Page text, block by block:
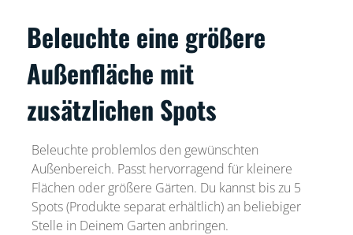
Beleuchte eine größere
Außenfläche mit
zusätzlichen Spots
Beleuchte problemlos den gewünschten
Außenbereich. Passt hervorragend für kleinere
Flächen oder größere Gärten. Du kannst bis zu 5
Spots (Produkte separat erhältlich) an beliebiger
Stelle in Deinem Garten anbringen.